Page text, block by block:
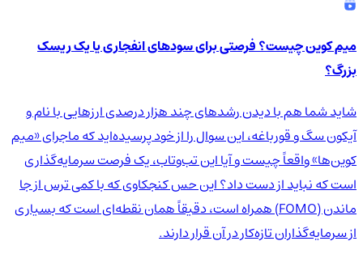
میم کوین چیست؟ فرصتی برای سودهای انفجاری یا یک ریسک
بزرگ؟
شاید شما هم با دیدن رشدهای چند هزار درصدی ارزهایی با نام و
آیکون سگ و قورباغه، این سوال را از خود پرسیده‌اید که ماجرای «میم
کوین‌ها» واقعاً چیست و آیا این تب‌وتاب، یک فرصت سرمایه‌گذاری
است که نباید از دست داد؟ این حس کنجکاوی که با کمی ترس از جا
ماندن (FOMO) همراه است، دقیقاً همان نقطه‌ای است که بسیاری
از سرمایه‌گذاران تازه‌کار در آن قرار دارند.